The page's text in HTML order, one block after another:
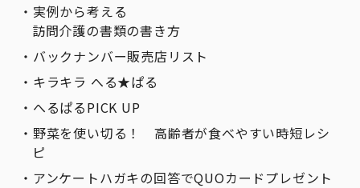
実例から考える
訪問介護の書類の書き方
バックナンバー販売店リスト
キラキラ へる★ぱる
へるぱるPICK UP
野菜を使い切る！ 高齢者が食べやすい時短レシ
ピ
アンケートハガキの回答でQUOカードプレゼント